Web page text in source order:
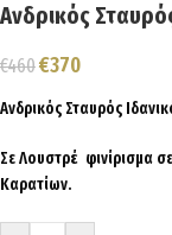
Ανδρικός
€460€370
Ανδρικός Σταυρός
Σε Λουστρέ φινίρισμα
Καρατίων.